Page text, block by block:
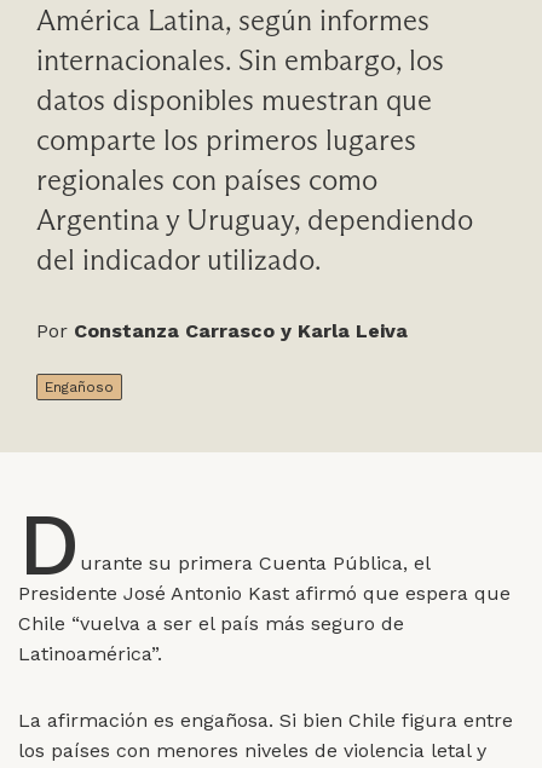
América Latina, según informes
internacionales. Sin embargo, los
datos disponibles muestran que
comparte los primeros lugares
regionales con países como
Argentina y Uruguay, dependiendo
del indicador utilizado.
Por Constanza Carrasco y Karla Leiva
Engañoso
D urante su primera Cuenta Pública, el
Presidente José Antonio Kast afirmó que espera que
Chile “vuelva a ser el país más seguro de
Latinoamérica”.
La afirmación es engañosa. Si bien Chile figura entre
los países con menores niveles de violencia letal y